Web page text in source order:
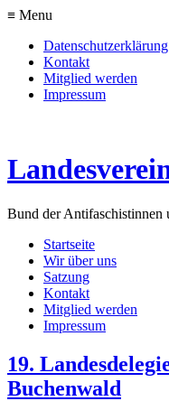
≡ Menu
Datenschutzerklärung
Kontakt
Mitglied werden
Impressum
Bund der Antifaschistinnen
Startseite
Wir über uns
Satzung
Kontakt
Mitglied werden
Impressum
19.
Buchenwald